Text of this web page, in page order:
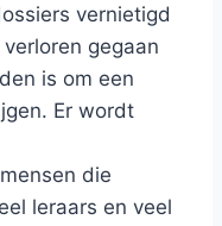
vernietigd
gegaan
is om een
Er wordt
die
leraars en veel